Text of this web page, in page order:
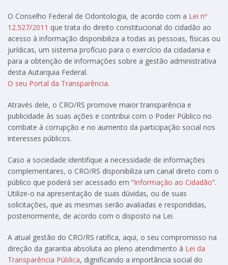
O Conselho Federal de Odontologia, de acordo com a Lei nº
12.527/2011 que trata do direito constitucional do cidadão ao
acesso à informação disponibiliza a todas as pessoas, físicas ou
jurídicas, um sistema profícuo para o exercício da cidadania e
para a obtenção de informações sobre a gestão administrativa
desta Autarquia Federal.
O seu Portal da Transparência.
Através dele, o CRO/RS promove maior transparência e
publicidade às suas ações e contribui com o Poder Público no
combate à corrupção e no aumento da participação social nos
interesses públicos.
Caso a sociedade identifique a necessidade de informações
complementares, o CRO/RS disponibiliza um canal direto com o
público que poderá ser acessado em “Informação ao Cidadão”.
Utilize-o na apresentação de suas dúvidas, ou de suas
solicitações, que as mesmas serão avaliadas e respondidas,
posteriormente, de acordo com o disposto na Lei.
A atual gestão do CRO/RS ratifica, aqui, o seu compromisso na
direção da garantia absoluta ao pleno atendimento à Lei da
Transparência Pública, dignificando a importância social do